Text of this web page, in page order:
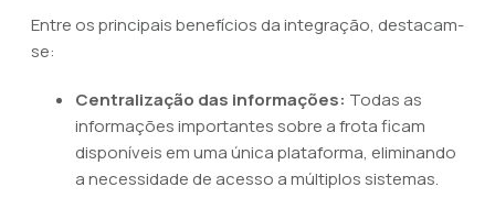
Entre os principais benefícios da integração, destacam-
se:
Centralização das informações: Todas as
informações importantes sobre a frota ficam
disponíveis em uma única plataforma, eliminando
a necessidade de acesso a múltiplos sistemas.